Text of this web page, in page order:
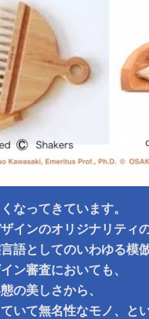
なってきています。
インのオリジナリティ
語としてのいわゆる模
ン審査においても、
の美しさから、
いて無名性なモノ、と